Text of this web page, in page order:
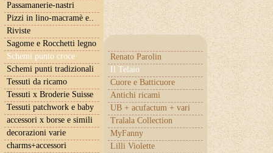
Passamanerie-nastri
Pizzi in lino-macramè e..
Riviste
Sagome e Rocchetti legno
Schemi punto croce
Renato Parolin
Il Telaio
Cuore e Batticuore
Antichi ricami
UB + acufactum + vari
Tralala Collection
MyFanny
Lilli Violette
Schemi punti tradizionali
Tessuti da ricamo
Tessuti x Broderie Suisse
Tessuti patchwork e baby
accessori x borse e simili
decorazioni varie
charms+accessori